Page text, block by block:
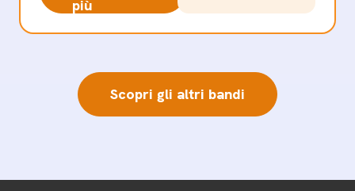
più
Scopri gli altri bandi